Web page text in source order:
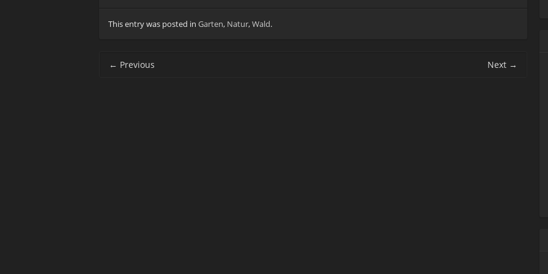
This entry was posted in Garten, Natur,Wald.
Post navigation
← Previous Next →